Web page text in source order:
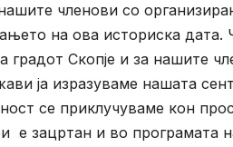
членови со
на ова историска
Скопје и за нашите
ја изразуваме нашата
се приклучуваме кон
зацртан и во програмата